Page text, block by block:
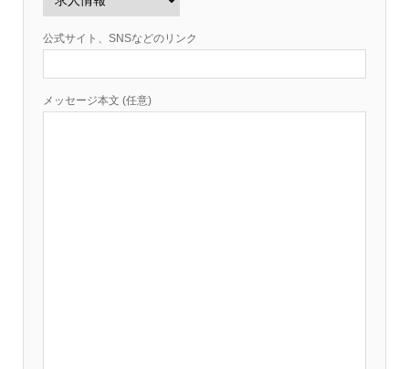
公式サイト、SNSなどのリンク
メッセージ本文 (任意)